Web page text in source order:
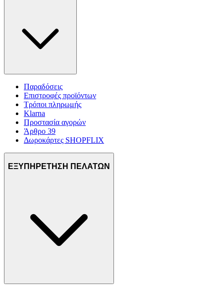
Παραδόσεις
Επιστροφές προϊόντων
Τρόποι πληρωμής
Klarna
Προστασία αγορών
Άρθρο 39
Δωροκάρτες SHOPFLIX
ΕΞΥΠΗΡΕΤΗΣΗ ΠΕΛΑΤΩΝ